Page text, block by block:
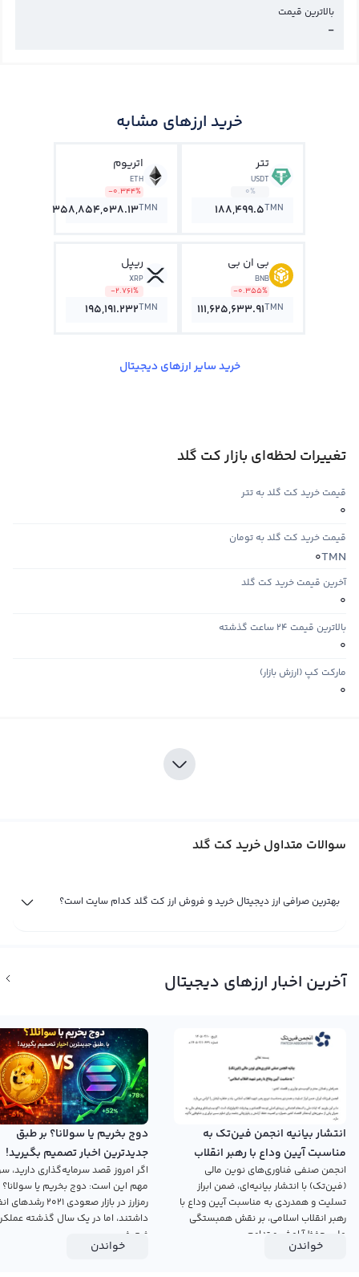
بالاترین قیمت
-
خرید ارزهای مشابه
تتر
USDT
0%
188,499.5TMN
اتریوم
ETH
-0.344%
358,854,038.13TMN
بی ان بی
BNB
-0.355%
111,625,633.91TMN
ریپل
XRP
-2.761%
195,191.232TMN
خرید سایر ارزهای دیجیتال
تغییرات لحظه‌ای بازار کت گلد
قیمت خرید کت گلد به تتر
0
قیمت خرید کت گلد به تومان
TMN
0
آخرین قیمت خرید کت گلد
0
بالاترین قیمت ۲۴ ساعت گذشته
0
مارکت کپ (ارزش بازار)
0
سوالات متداول خرید کت گلد
بهترین صرافی ارز دیجیتال خرید و فروش ارز کت گلد کدام سایت است؟
آخرین اخبار ارزهای دیجیتال
انتشار بیانیه انجمن فین‌تک به
مناسبت آیین وداع با رهبر انقلاب
اسلامی
انجمن صنفی فناوری‌های نوین مالی
(فین‌تک) با انتشار بیانیه‌ای، ضمن ابراز
تسلیت و همدردی به مناسبت آیین وداع با
رهبر انقلاب اسلامی، بر نقش همبستگی
ملی، حفظ آرامش و تداوم...
خواندن
دوج بخریم یا سولانا؟ بر طبق
جدیدترین اخبار تصمیم بگیرید!
اگر امروز قصد سرمایه‌گذاری دارید،
مهم این است: دوج بخریم یا
رمزارز در بازار صعودی ۲۰۲۱
داشتند، اما در یک سال گذشته
ضعیفی...
خواندن